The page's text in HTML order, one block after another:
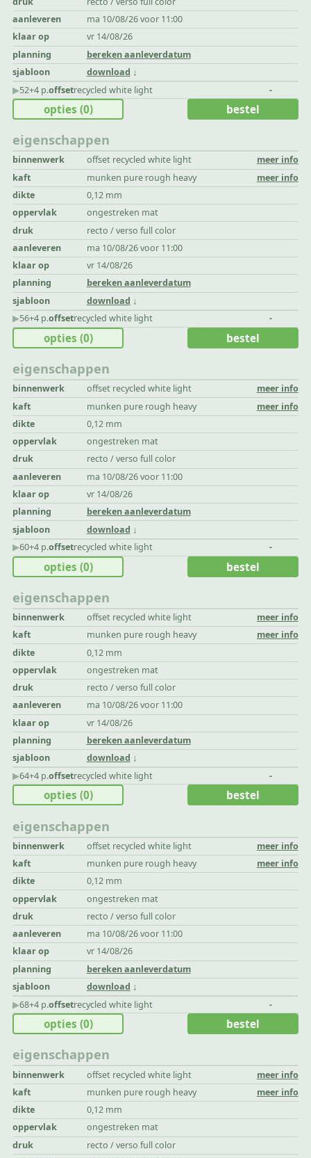
aanleveren
ma 10/08/26 voor 11:00
klaar op
vr 14/08/26
planning
bereken aanleverdatum
sjabloon
download
▶︎52+4 p.offsetrecycled white light -
eigenschappen
binnenwerk offset recycled white light
meer info
kaft
munken pure rough heavy
meer info
dikte
0,12 mm
oppervlak
ongestreken mat
druk
recto / verso full color
aanleveren
ma 10/08/26 voor 11:00
klaar op
vr 14/08/26
planning
bereken aanleverdatum
sjabloon
download
opties (0) bestel
▶︎56+4 p.offsetrecycled white light -
eigenschappen
binnenwerk offset recycled white light
meer info
kaft
munken pure rough heavy
meer info
dikte
0,12 mm
oppervlak
ongestreken mat
druk
recto / verso full color
aanleveren
ma 10/08/26 voor 11:00
klaar op
vr 14/08/26
planning
bereken aanleverdatum
sjabloon
download
opties (0) bestel
▶︎60+4 p.offsetrecycled white light -
eigenschappen
binnenwerk offset recycled white light
meer info
kaft
munken pure rough heavy
meer info
dikte
0,12 mm
oppervlak
ongestreken mat
druk
recto / verso full color
aanleveren
ma 10/08/26 voor 11:00
klaar op
vr 14/08/26
planning
bereken aanleverdatum
sjabloon
download
opties (0) bestel
▶︎64+4 p.offsetrecycled white light -
eigenschappen
binnenwerk offset recycled white light
meer info
kaft
munken pure rough heavy
meer info
dikte
0,12 mm
oppervlak
ongestreken mat
druk
recto / verso full color
aanleveren
ma 10/08/26 voor 11:00
klaar op
vr 14/08/26
planning
bereken aanleverdatum
sjabloon
download
opties (0) bestel
▶︎68+4 p.offsetrecycled white light -
eigenschappen
binnenwerk offset recycled white light
meer info
kaft
munken pure rough heavy
meer info
dikte
0,12 mm
oppervlak
ongestreken mat
druk
recto / verso full color
opties (0) bestel